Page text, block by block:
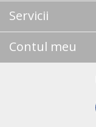
Servicii
Contul meu